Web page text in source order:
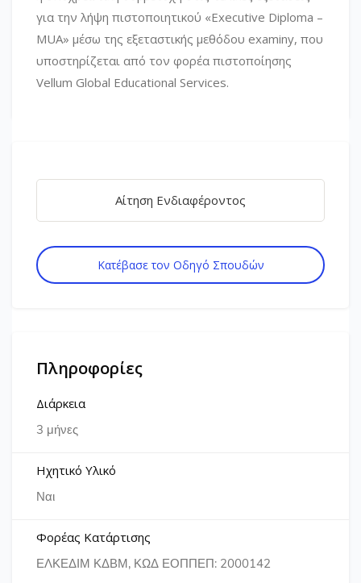
για την λήψη πιστοποιητικού «Εxecutive Diploma –
MUA» μέσω της εξεταστικής μεθόδου examiny, που
υποστηρίζεται από τον φορέα πιστοποίησης
Vellum Global Educational Services.
Αίτηση Ενδιαφέροντος
Κατέβασε τον Οδηγό Σπουδών
Πληροφορίες
Διάρκεια
3 μήνες
Ηχητικό Υλικό
Ναι
Φορέας Κατάρτισης
ΕΛΚΕΔΙΜ ΚΔΒΜ, ΚΩΔ ΕΟΠΠΕΠ: 2000142